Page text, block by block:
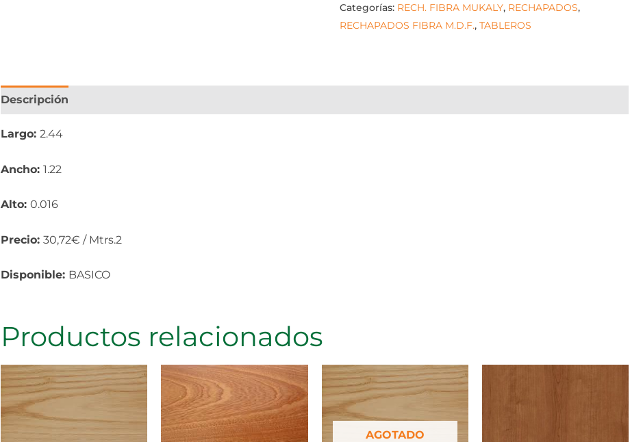
Categorías: RECH. FIBRA MUKALY, RECHAPADOS,
RECHAPADOS FIBRA M.D.F.,TABLEROS
Descripción
Largo: 2.44
Ancho: 1.22
Alto: 0.016
Precio: 30,72€ / Mtrs.2
Disponible: BASICO
Productos relacionados
AGOTADO